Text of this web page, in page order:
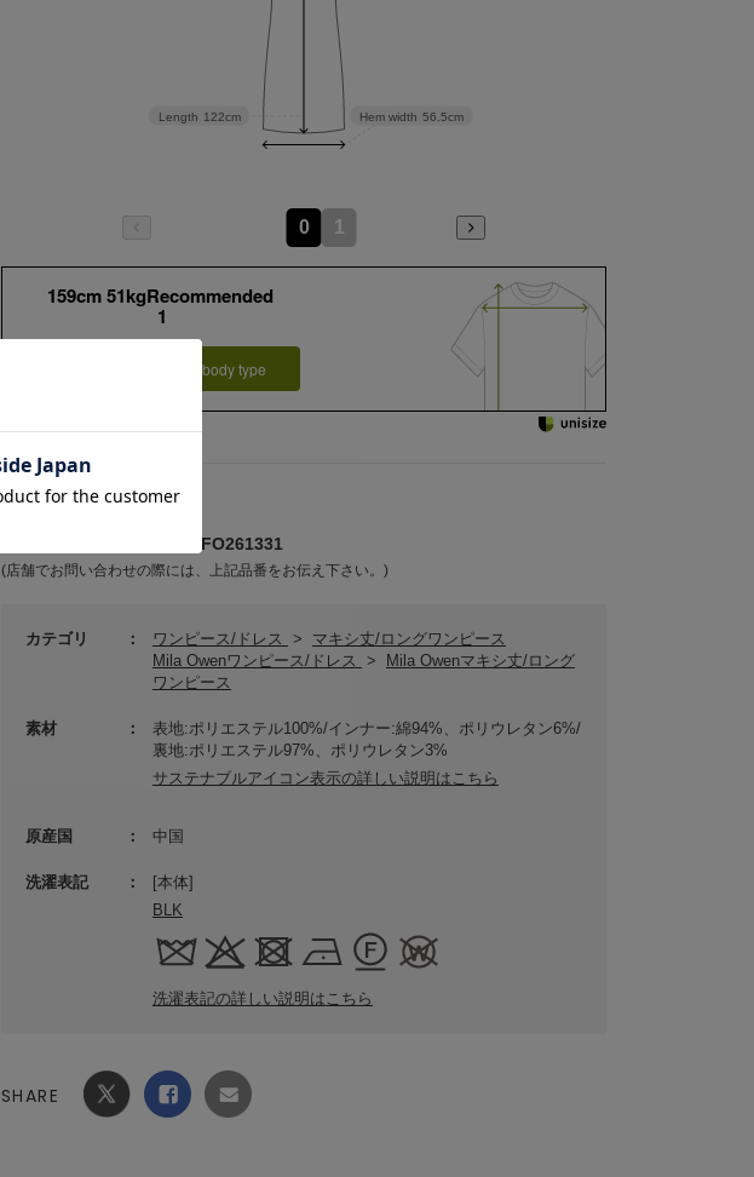
Hem width 56.5cm
Length 122cm
0 1
159cm 51kgRecommended
1
Find out more on your body type
詳細情報
メーカー品番 ： 09WFO261331
(店舗でお問い合わせの際には、上記品番をお伝え下さい。)
カテゴリ ワンピース/ドレス >
マキシ丈/ロングワンピース
Mila Owenワンピース/ドレス
>
Mila Owenマキシ丈/ロング
ワンピース
素材
表地:ポリエステル100%/インナー:綿94%、ポリウレタン6%/
裏地:ポリエステル97%、ポリウレタン3%
サステナブルアイコン表示の詳しい説明はこちら
原産国 中国
洗濯表記
[本体]
BLK
洗濯表記の詳しい説明はこちら
SHARE